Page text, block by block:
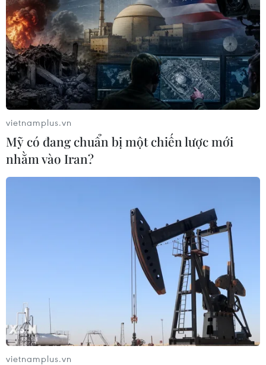
vietnamplus.vn
Mỹ có đang chuẩn bị một chiến lược mới
nhằm vào Iran?
vietnamplus.vn